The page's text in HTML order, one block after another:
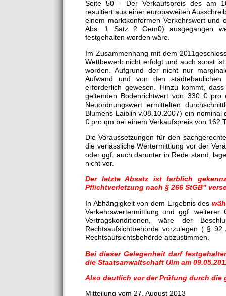
Seite 50 - Der Verkaufspreis des am
resultiert aus einer europaweiten
einem marktkonformen Verkehrswert
Abs. 1 Satz 2 Gem0) ausgegangen
festgehalten worden wäre.
Im Zusammenhang mit dem
Wettbewerb nicht erfolgt und auch sonst
worden. Aufgrund der nicht nur
Aufwand und von den städtebaulichen
erforderlich gewesen. Hinzu kommt,
geltenden Bodenrichtwert von 330 €
Neuordnungswert ermittelten
Blumens Laiblin v.08.10.2007) ein
€ pro qm bei einem Verkaufspreis von 162
Die Voraussetzungen für den
die verlässliche Wertermittlung vor der
oder ggf. auch darunter in Rede stand,
nicht vor.
Der letzte Absatz ist farblich
Pflichtverletzung nach § 266 StGB"
In Abhängigkeit von dem Ergebnis des
Verkehrswertermittlung und ggf. weiterer
Vertragskonditionen, wäre der
Rechtsaufsichtbehörde vorzulegen ( §
Rechtsaufsichtsbehörde abzustimmen.
Bei dieser Gelegenheit darf
die Staatsanwaltschaft Ulm am
Also deutlich vor der Prüfung durch die
Mitteilung vom 27. August 2013